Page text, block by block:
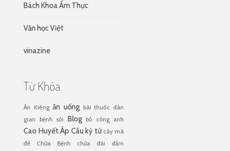
Bách Khoa Ẩm Thực
Văn học Việt
vinazine
Từ Khóa
Ăn Kiêng ăn uống bài thuốc dân
gian
bệnh sỏi Blog bồ công anh
Cao Huyết Áp Câu kỷ tử cây mã
đề
Chữa Bệnh chữa đái dầm